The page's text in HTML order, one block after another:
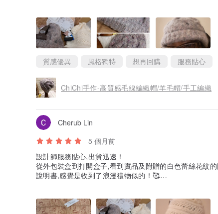
還是謝謝設計師的用心！
質感優異 風格獨特 想再回購 服務貼心
ChiChi手作-高質感毛線編織帽/羊毛帽/手工編織
Cherub Lin
5 個月前
設計師服務貼心,出貨迅速！
從外包裝盒到打開盒子,看到實品及附贈的白色蕾絲花紋
說明書,感覺是收到了浪漫禮物似的！🥰
謝謝設計師！